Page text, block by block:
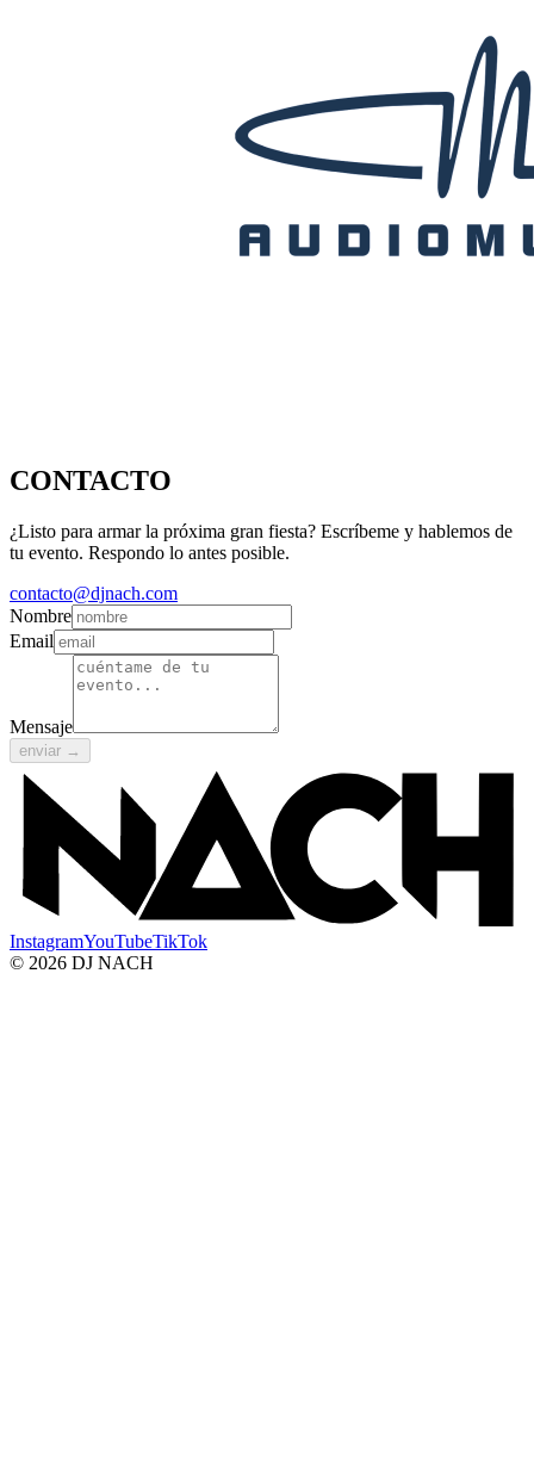
CONTACTO
¿Listo para armar la próxima gran fiesta? Escríbeme y hablemos de
tu evento. Respondo lo antes posible.
contacto@djnach.com
Nombre
Email
Mensaje
enviar →
InstagramYouTubeTikTok
© 2026 DJ NACH